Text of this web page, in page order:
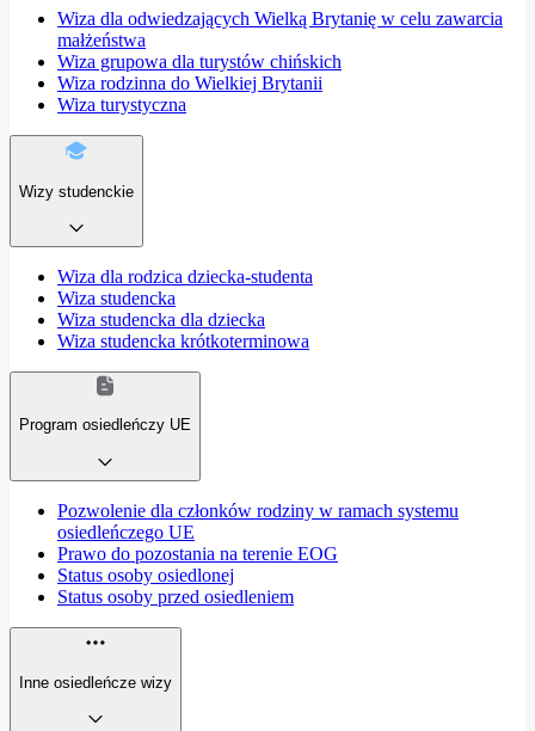
Wiza dla odwiedzających Wielką Brytanię w celu zawarcia
małżeństwa
Wiza grupowa dla turystów chińskich
Wiza rodzinna do Wielkiej Brytanii
Wiza turystyczna
Wizy studenckie
Wiza dla rodzica dziecka-studenta
Wiza studencka
Wiza studencka dla dziecka
Wiza studencka krótkoterminowa
Program osiedleńczy UE
Pozwolenie dla członków rodziny w ramach systemu
osiedleńczego UE
Prawo do pozostania na terenie EOG
Status osoby osiedlonej
Status osoby przed osiedleniem
Inne osiedleńcze wizy